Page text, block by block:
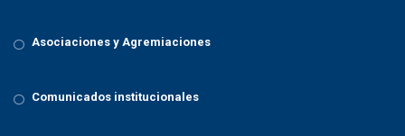
Asociaciones y Agremiaciones
Comunicados institucionales